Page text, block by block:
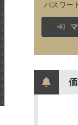
パスワー